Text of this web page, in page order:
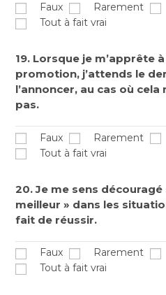
Faux Rarement
Tout à fait vrai
19. Lorsque je m’apprête
promotion, j’attends le
l’annoncer, au cas où
pas.
Faux Rarement
Tout à fait vrai
20. Je me sens découragé
meilleur » dans les
fait de réussir.
Faux Rarement
Tout à fait vrai